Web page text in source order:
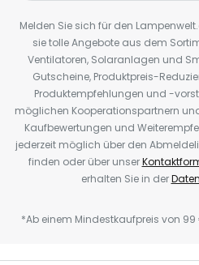
Melden Sie sich für den
sie tolle Angebote aus dem
Ventilatoren, Solaranlagen und
Gutscheine, Produktpreis-
Produktempfehlungen und -
möglichen Kooperationspartnern
Kaufbewertungen und
jederzeit möglich über den
finden oder über unser
erhalten Sie in der
*Ab einem Mindestkaufpreis von